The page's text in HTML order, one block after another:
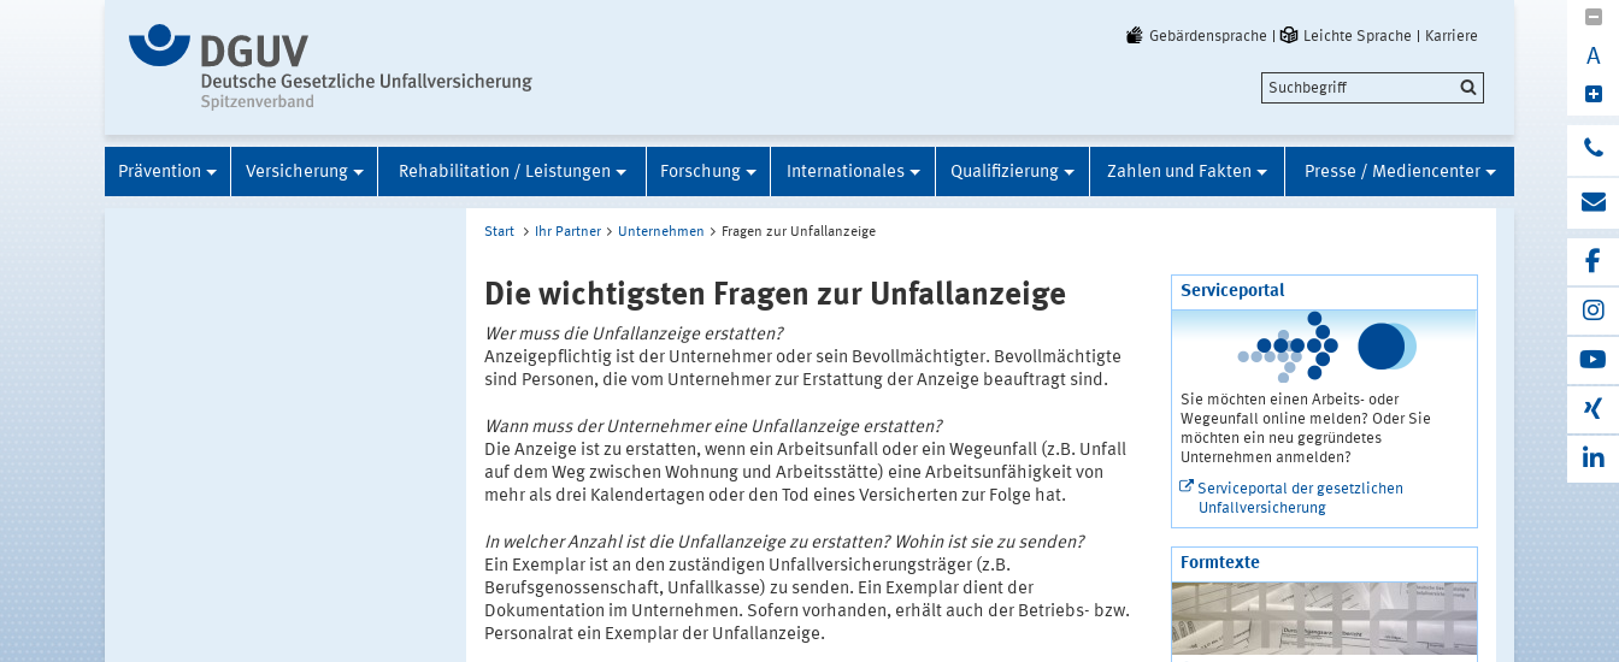
Gebärdensprache Leichte Sprache Karriere
A
Prävention Versicherung Rehabilitation / Leistungen Forschung Internationales Qualifizierung Zahlen und Fakten Presse / Mediencenter
Start Ihr Partner Unternehmen Fragen zur Unfallanzeige
Die wichtigsten Fragen zur Unfallanzeige
Wer muss die Unfallanzeige erstatten?
Anzeigepflichtig ist der Unternehmer oder sein Bevollmächtigter. Bevollmächtigte
sind Personen, die vom Unternehmer zur Erstattung der Anzeige beauftragt sind.
Wann muss der Unternehmer eine Unfallanzeige erstatten?
Die Anzeige ist zu erstatten, wenn ein Arbeitsunfall oder ein Wegeunfall (z.B. Unfall
auf dem Weg zwischen Wohnung und Arbeitsstätte) eine Arbeitsunfähigkeit von
mehr als drei Kalendertagen oder den Tod eines Versicherten zur Folge hat.
In welcher Anzahl ist die Unfallanzeige zu erstatten? Wohin ist sie zu senden?
Ein Exemplar ist an den zuständigen Unfallversicherungsträger (z.B.
Berufsgenossenschaft, Unfallkasse) zu senden. Ein Exemplar dient der
Dokumentation im Unternehmen. Sofern vorhanden, erhält auch der Betriebs- bzw.
Personalrat ein Exemplar der Unfallanzeige.
Serviceportal
Sie möchten einen Arbeits- oder
Wegeunfall online melden? Oder Sie
möchten ein neu gegründetes
Unternehmen anmelden?
Serviceportal der gesetzlichen
Unfallversicherung
Formtexte